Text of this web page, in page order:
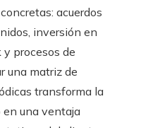
acuerdos
inversión en
procesos de
una matriz de
transforma la
una ventaja